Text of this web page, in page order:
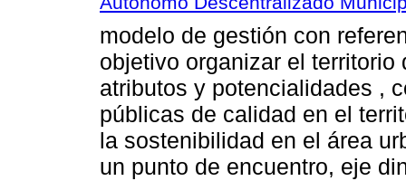
modelo de gestión con
objetivo organizar el
atributos y potencialidades ,
públicas de calidad en el
la sostenibilidad en el área
un punto de encuentro, eje